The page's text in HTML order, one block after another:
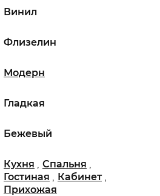
Бежевый
Модерн
Флизелин
Винил
Кухня , Спальня ,
Гостиная , Кабинет ,
Прихожая
Гладкая